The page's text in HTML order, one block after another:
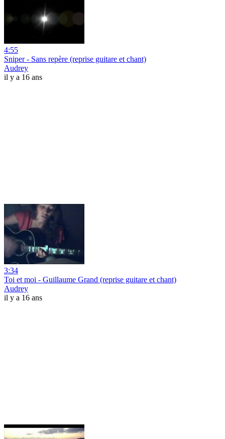
4:55
Sniper - Sans repère (reprise guitare et chant)
Audrey
il y a 16 ans
3:34
Toi et moi - Guillaume Grand (reprise guitare et chant)
Audrey
il y a 16 ans